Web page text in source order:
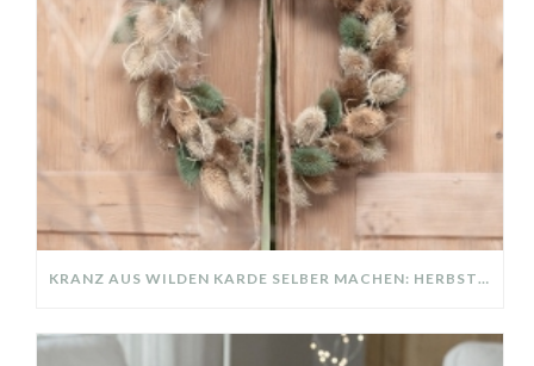
KRANZ AUS WILDEN KARDE SELBER MACHEN: HERBSTDEKO GANZ EINFACH